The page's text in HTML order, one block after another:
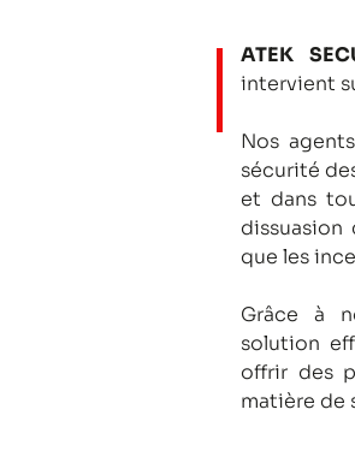
ATEK
intervient
Nos
sécurité
et dans
dissuasion
que les
Grâce à
solution
offrir des
matière de